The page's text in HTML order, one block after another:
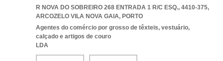
R NOVA DO SOBREIRO 268 ENTRADA 1 R/C ESQ., 4410-375,
ARCOZELO VILA NOVA GAIA, PORTO
Agentes do comércio por grosso de têxteis, vestuário,
calçado e artigos de couro
LDA